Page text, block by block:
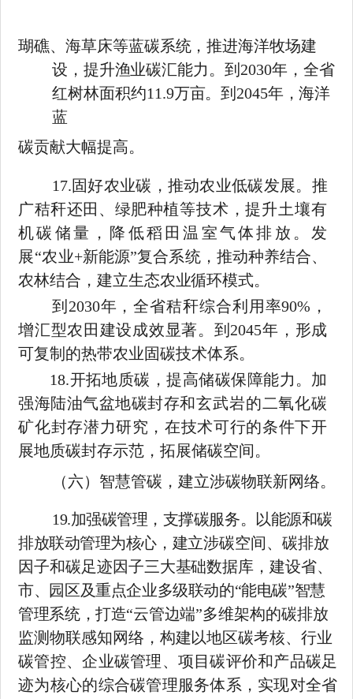
瑚礁、海草床等蓝碳系统，推进海洋牧场建
设，提升渔业碳汇能力。到 2030年，全省
红树林面积约11.9万亩。到 2045年，海洋
蓝
碳贡献大幅提高。
17.固好农业碳，推动农业低碳发展。推
广秸秆还田、绿肥种植等技术，提升土壤有
机碳储量，降低稻田温室气体排放。发
展“农业+新能源”复合系统，推动种养结合、
农林结合，建立生态农业循环模式。
到 2030年，全省秸秆综合利用率90% ，
增汇型农田建设成效显著。到 2045年，形成
可复制的热带农业固碳技术体系。
18.开拓地质碳，提高储碳保障能力。加
强海陆油气盆地碳封存和玄武岩的二氧化碳
矿化封存潜力研究，在技术可行的条件下开
展地质碳封存示范，拓展储碳空间。
（六）智慧管碳，建立涉碳物联新网络。
19.加强碳管理，支撑碳服务。以能源和碳
排放联动管理为核心， 建立涉碳空间、碳排放
因子和碳足迹因子三大基础数据库，建设省、
市、园区及重点企业多级联动的“能电碳”智慧
管理系统，打造“云管边端”多维架构的碳排放
监测物联感知网络，构建以地区碳考核、 行业
碳管控、企业碳管理、项目碳评价和产品碳足
迹为核心的综合碳管理服务体系，实现对全省